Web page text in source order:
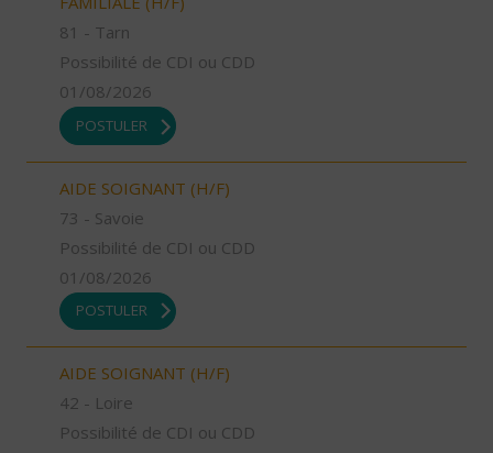
81 - Tarn
Possibilité de CDI ou CDD
01/08/2026
POSTULER
AIDE SOIGNANT (H/F)
73 - Savoie
Possibilité de CDI ou CDD
01/08/2026
POSTULER
AIDE SOIGNANT (H/F)
42 - Loire
Possibilité de CDI ou CDD